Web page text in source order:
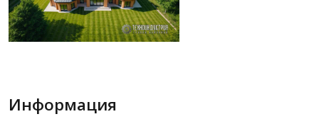
Информация